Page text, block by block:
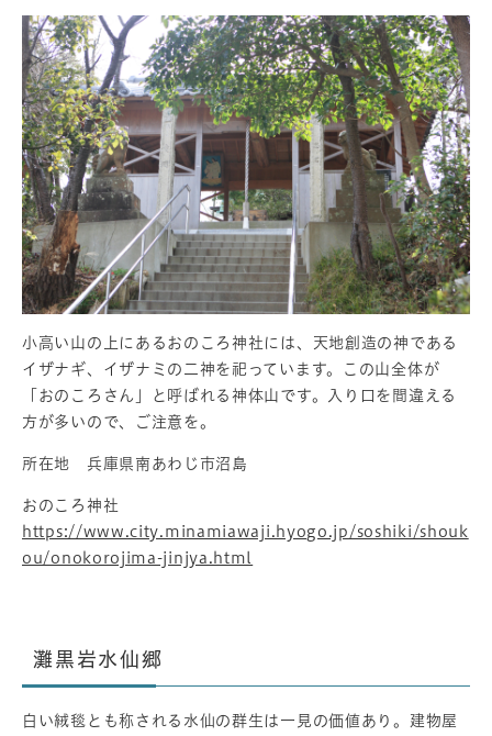
小高い山の上にあるおのころ神社には、天地創造の神である
イザナギ、イザナミの二神を祀っています。この山全体が
「おのころさん」と呼ばれる神体山です。入り口を間違える
方が多いので、ご注意を。
所在地 兵庫県南あわじ市沼島
おのころ神社
https://www.city.minamiawaji.hyogo.jp/soshiki/shouk
ou/onokorojima-jinjya.html
灘黒岩水仙郷
白い絨毯とも称される水仙の群生は一見の価値あり。建物屋